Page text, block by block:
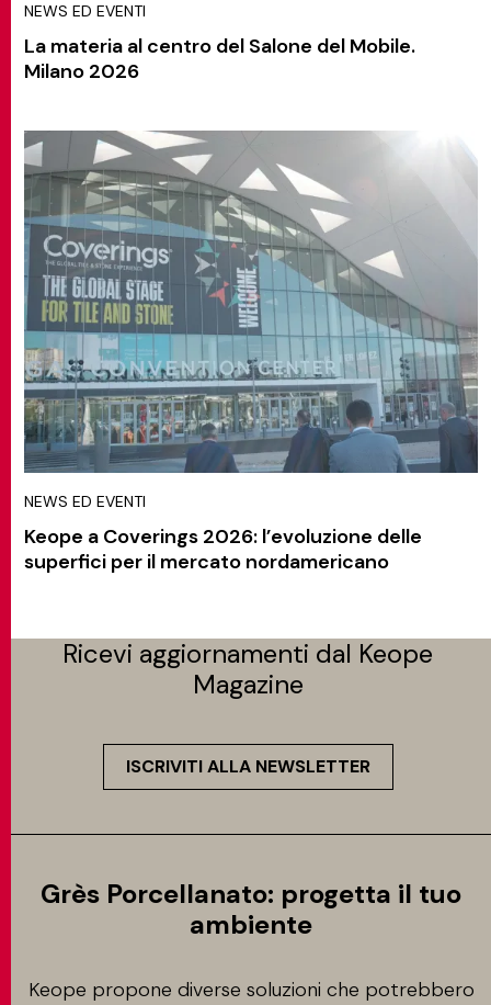
NEWS ED EVENTI
La materia al centro del Salone del Mobile.
Milano 2026
NEWS ED EVENTI
Keope a Coverings 2026: l’evoluzione delle
superfici per il mercato nordamericano
Ricevi aggiornamenti dal Keope
Magazine
ISCRIVITI ALLA NEWSLETTER
Grès Porcellanato: progetta il tuo
ambiente
Keope propone diverse soluzioni che potrebbero